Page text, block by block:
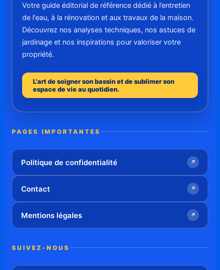
Votre guide éditorial de référence dédié à l’entretien
de l'eau, à la rénovation et aux travaux de la maison.
Découvrez nos analyses techniques, nos astuces de
jardinage et nos inspirations pour valoriser votre
propriété.
L'art de soigner son bassin et de sublimer son
espace de vie au quotidien.
PAGES IMPORTANTES
Politique de confidentialité ↗
Contact ↗
Mentions légales ↗
SUIVEZ-NOUS